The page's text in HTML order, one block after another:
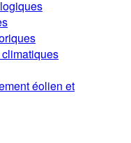
éolien et